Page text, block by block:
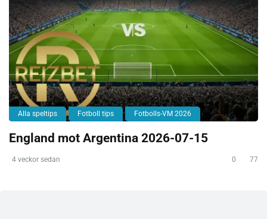
Alla speltips Fotboll tips Fotbolls-VM 2026
England mot Argentina 2026-07-15
4 veckor sedan 0 77